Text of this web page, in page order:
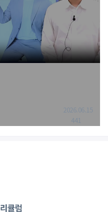
2026.06.15
441